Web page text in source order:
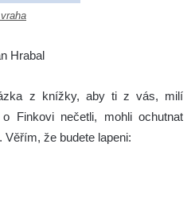
Hrabal
z knížky, aby ti z vás, milí
Finkovi nečetli, mohli ochutnat
že budete lapeni: